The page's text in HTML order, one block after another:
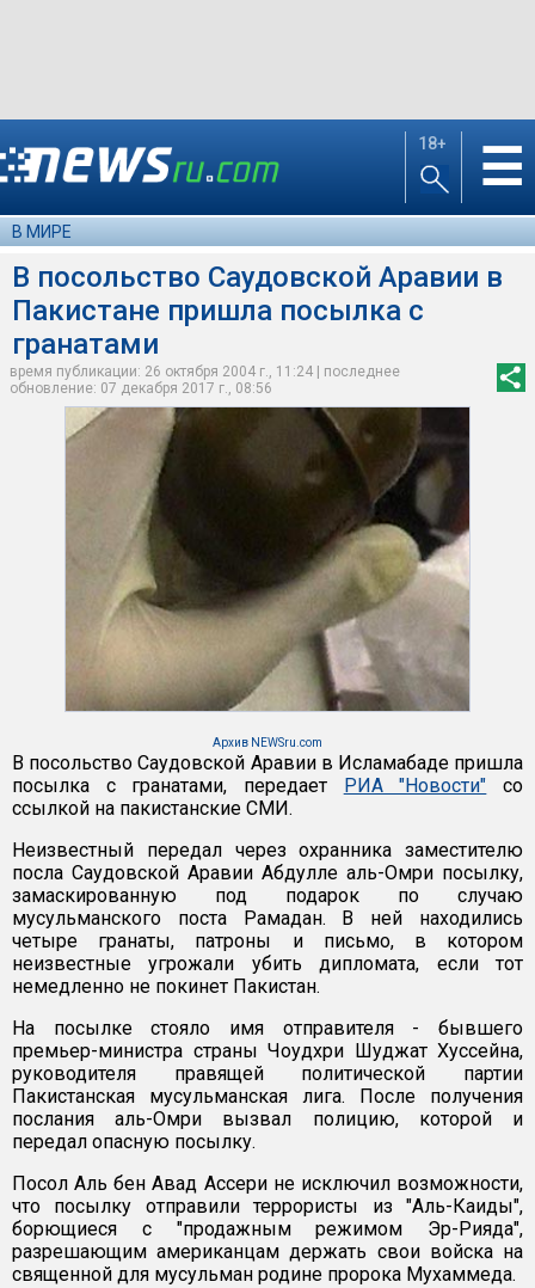
18+ ☰
В МИРЕ
В посольство Саудовской Аравии в
Пакистане пришла посылка с
гранатами
время публикации: 26 октября 2004 г., 11:24 | последнее
обновление: 07 декабря 2017 г., 08:56
Архив NEWSru.com
В посольство Саудовской Аравии в Исламабаде пришла
посылка с гранатами, передает РИА "Новости" со
ссылкой на пакистанские СМИ.
Неизвестный передал через охранника заместителю
посла Саудовской Аравии Абдулле аль-Омри посылку,
замаскированную под подарок по случаю
мусульманского поста Рамадан. В ней находились
четыре гранаты, патроны и письмо, в котором
неизвестные угрожали убить дипломата, если тот
немедленно не покинет Пакистан.
На посылке стояло имя отправителя - бывшего
премьер-министра страны Чоудхри Шуджат Хуссейна,
руководителя правящей политической партии
Пакистанская мусульманская лига. После получения
послания аль-Омри вызвал полицию, которой и
передал опасную посылку.
Посол Аль бен Авад Ассери не исключил возможности,
что посылку отправили террористы из "Аль-Каиды",
борющиеся с "продажным режимом Эр-Рияда",
разрешающим американцам держать свои войска на
священной для мусульман родине пророка Мухаммеда.